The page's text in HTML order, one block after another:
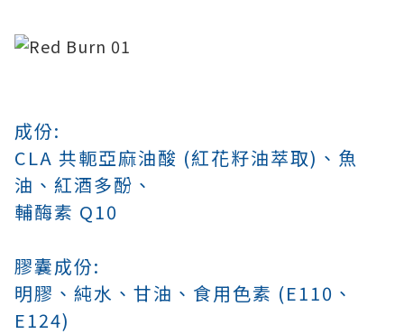
成份:
CLA 共軛亞麻油酸 (紅花籽油萃取) 、魚
油、紅酒多酚、
輔酶素 Q10
膠囊成份:
明膠 、純水 、甘油 、食用色素 (E110 、
E124)